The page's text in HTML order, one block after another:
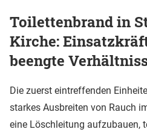
Toilettenbrand in
Kirche:
beengte
Die zuerst eintreffenden
starkes Ausbreiten von Rauch
eine Löschleitung aufzubauen,